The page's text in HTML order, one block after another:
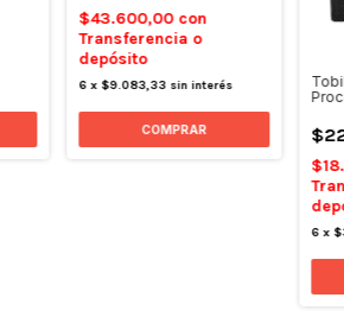
$43.600,00 con
Transferencia o
depósito
6 x$9.083,33 sin interés
6 x